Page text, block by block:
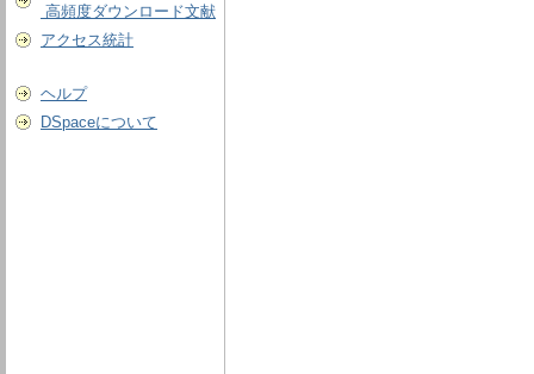
高頻度ダウンロード文献
アクセス統計
ヘルプ
DSpaceについて